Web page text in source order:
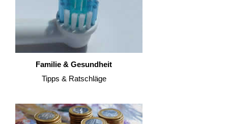
Familie & Gesundheit
Tipps & Ratschläge